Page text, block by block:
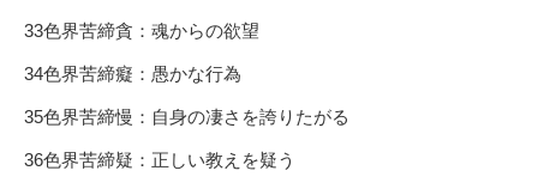
33色界苦締貪：魂からの欲望
34色界苦締癡：愚かな行為
35色界苦締慢：自身の凄さを誇りたがる
36色界苦締疑：正しい教えを疑う